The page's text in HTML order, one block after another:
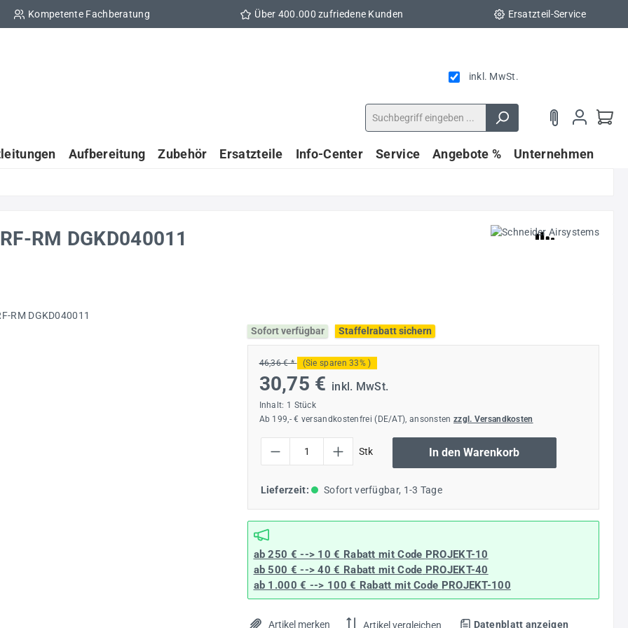
Kompetente Fachberatung Über 400.000 zufriedene Kunden Ersatzteil-Service
inkl. MwSt.
Aufbereitung Zubehör Ersatzteile Info-Center Service Angebote % Unternehmen
RM DGKD040011
Sofort verfügbar
Staffelrabatt sichern
46,36 € * (Sie sparen 33% )
30,75 € inkl. MwSt.
Inhalt: 1 Stück
Ab 199,- € versandkostenfrei (DE/AT), ansonsten zzgl. Versandkosten
Stk In den Warenkorb
Lieferzeit: Sofort verfügbar, 1-3 Tage
ab 250 € --> 10 € Rabatt mit Code PROJEKT-10
ab 500 € --> 40 € Rabattmit Code PROJEKT-40
ab 1.000 € --> 100 € Rabatt mit Code PROJEKT-100
Artikel merken Artikel vergleichen Datenblatt anzeigen